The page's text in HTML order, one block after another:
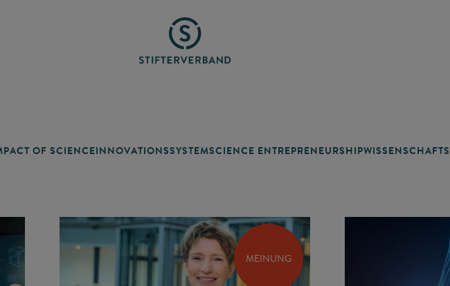
OF SCIENCEINNOVATIONSSYSTEMSCIENCE ENTREPRENEURSHIP
MEINUNG